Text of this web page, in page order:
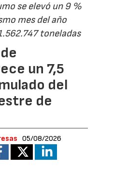
se elevó un 9 %
mes del año
toneladas
un 7,5
del
de
05/08/2026